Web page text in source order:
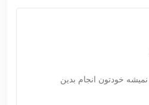
خودتون انجام بدین